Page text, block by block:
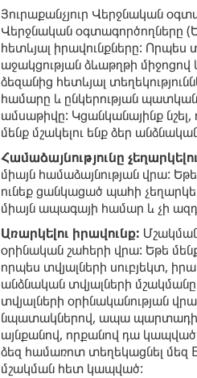
Յուրաքանչյուր Վերջնական
Վերջնական օգտագործողները
հետևյալ իրավունքները: Որպես
աջակցության ձևաթղթի
ձեզանից հետևյալ
համարը և ընկերության
ամսաթիվը: Կցանկանայինք
մենք մշակելու ենք ձեր
Համաձայնությունը
միայն համաձայնության վրա:
ունեք ցանկացած պահի
միայն ապագայի համար և չի
Առարկելու իրավունք:
օրինական շահերի վրա: Եթե
որպես տվյալների սուբյեկտ,
անձնական տվյալների
տվյալների օրինականության
նպատակներով, ապա պարտադիր
այնքանով, որքանով դա
ձեզ համառոտ տեղեկացնել մեզ
մշակման հետ կապված: